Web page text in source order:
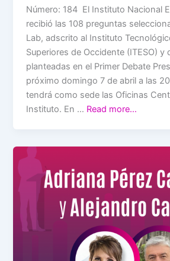
Número: 184 El Instituto Nacional
recibió las 108 preguntas
Lab, adscrito al Instituto
Superiores de Occidente (ITESO) y
planteadas en el Primer Debate
próximo domingo 7 de abril a las
tendrá como sede las Oficinas
Instituto. En … Read more…